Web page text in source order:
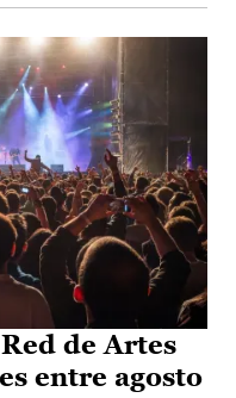
de Artes
entre agosto